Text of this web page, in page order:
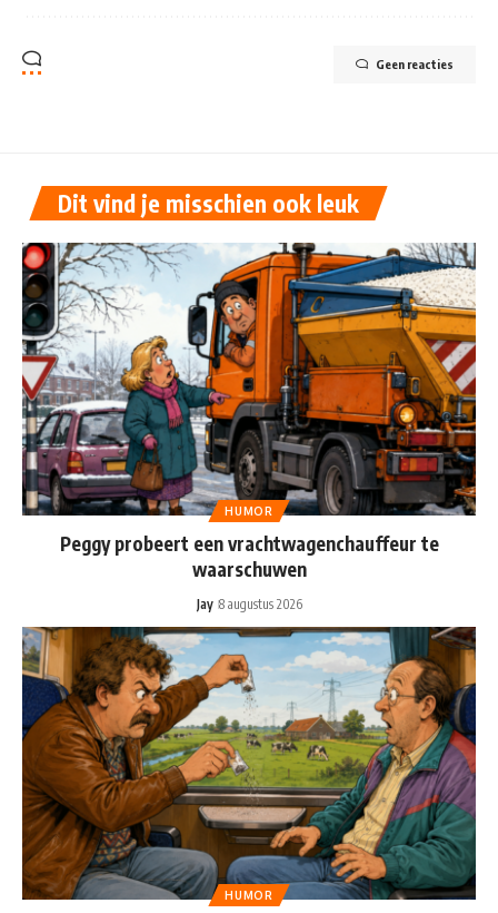
Geen reacties
Dit vind je misschien ook leuk
HUMOR
Peggy probeert een vrachtwagenchauffeur te
waarschuwen
Jay 8 augustus 2026
HUMOR